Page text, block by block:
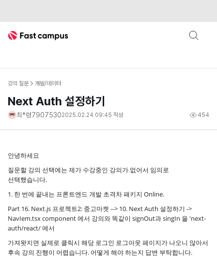
Fast Campus
강의 질문 개발/데이터
Next Auth 설정하기
최*령79075302025.02.24 09:45 작성 454
안녕하세요
질문할 강의 선택에는 제가 수강중인 강의가 없어서 임의로
선택했습니다.
1. 한 번에 끝내는 프론트엔드 개발 초격차 패키지 Online.
Part 16. Next.js 프로젝트2: 중고마켓 --> 10. Next Auth 설정하기 ->
NavIem.tsx component 에서 강의와 똑같이 signOut과 singIn 을 'next-
auth/react/ 에서
가져왓지면 실제로 클릭시 해당 로그인 로그아웃 페이지가 나오니 않아서
후속 강의 진행이 어렵습니다. 어떻게 해야 하는지 답변 부탁합니다.